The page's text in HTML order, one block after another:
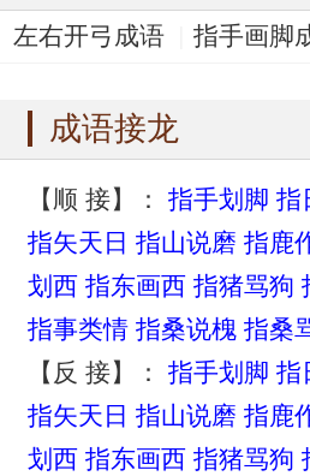
左右开弓成语 指手画脚
成语接龙
【顺 接】： 指手划脚 指
指矢天日 指山说磨 指鹿
划西 指东画西 指猪骂狗
指事类情 指桑说槐 指桑
【反 接】： 指手划脚 指
指矢天日 指山说磨 指鹿
划西 指东画西 指猪骂狗